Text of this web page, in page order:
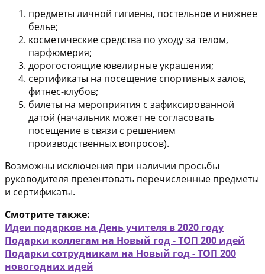
предметы личной гигиены, постельное и нижнее
белье;
косметические средства по уходу за телом,
парфюмерия;
дорогостоящие ювелирные украшения;
сертификаты на посещение спортивных залов,
фитнес-клубов;
билеты на мероприятия с зафиксированной
датой (начальник может не согласовать
посещение в связи с решением
производственных вопросов).
Возможны исключения при наличии просьбы
руководителя презентовать перечисленные предметы
и сертификаты.
Смотрите также:
Идеи подарков на День учителя в 2020 году
Подарки коллегам на Новый год - ТОП 200 идей
Подарки сотрудникам на Новый год - ТОП 200
новогодних идей